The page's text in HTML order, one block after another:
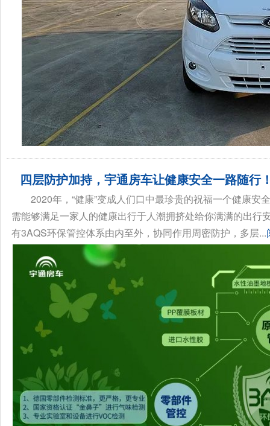
四层防护加持，宇通房车让健康安全一路随行
2020年，“健康”变成人们口中最珍贵的祝福一个健康安
需能够满足一家人的健康出行于人潮拥挤处给你满满的出
有3AQS环保管控体系由内至外，协同作用周密防护，多层...